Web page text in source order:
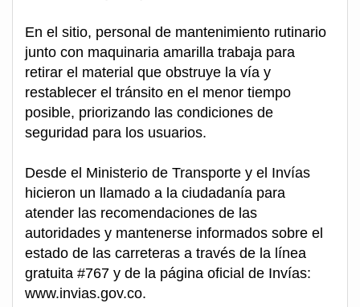
En el sitio, personal de mantenimiento rutinario
junto con maquinaria amarilla trabaja para
retirar el material que obstruye la vía y
restablecer el tránsito en el menor tiempo
posible, priorizando las condiciones de
seguridad para los usuarios.
Desde el Ministerio de Transporte y el Invías
hicieron un llamado a la ciudadanía para
atender las recomendaciones de las
autoridades y mantenerse informados sobre el
estado de las carreteras a través de la línea
gratuita #767 y de la página oficial de Invías:
www.invias.gov.co.